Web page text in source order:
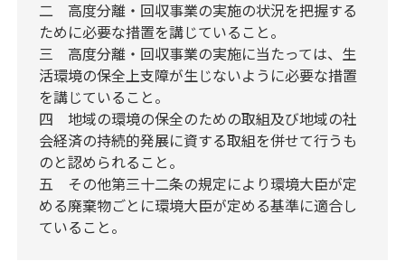
二 高度分離・回収事業の実施の状況を把握する
ために必要な措置を講じていること。
三 高度分離・回収事業の実施に当たっては、生
活環境の保全上支障が生じないように必要な措置
を講じていること。
四 地域の環境の保全のための取組及び地域の社
会経済の持続的発展に資する取組を併せて行うも
のと認められること。
五 その他第三十二条の規定により環境大臣が定
める廃棄物ごとに環境大臣が定める基準に適合し
ていること。